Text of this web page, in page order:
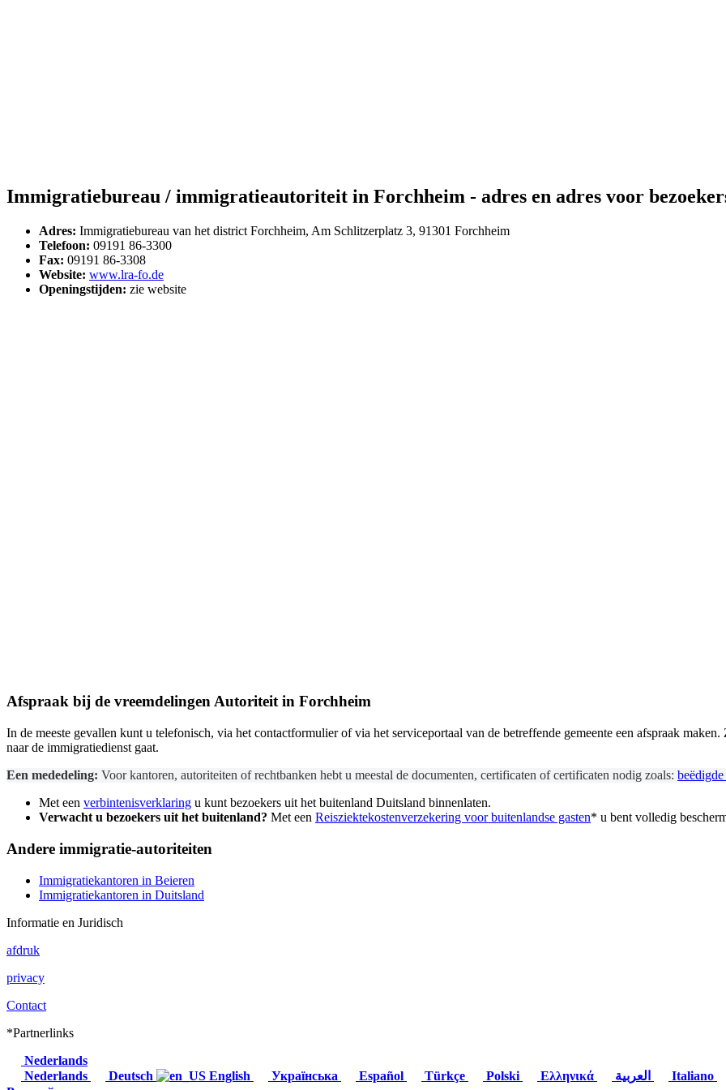
Immigratiebureau / immigratieautoriteit in Forchheim - adres en adres voor
Adres: Immigratiebureau van het district Forchheim, Am Schlitzerplatz 3, 91301 Forchheim
Telefoon: 09191 86-3300
Fax: 09191 86-3308
Website: www.lra-fo.de
Openingstijden: zie website
Afspraak bij de vreemdelingen Autoriteitin Forchheim
In de meeste gevallen kunt u telefonisch, via het contactformulier of via het serviceportaal van de betreffende gemeente een afspraak
naar de immigratiedienst gaat.
Een mededeling: Voor kantoren, autoriteiten of rechtbanken hebt u meestal de documenten, certificaten of certificaten nodig zoals:
Met een verbintenisverklaring u kunt bezoekers uit het buitenland Duitsland binnenlaten.
Verwacht u bezoekers uit het buitenland? Met een Reisziektekostenverzekering voor buitenlandse gasten* u bent volledig
Andere immigratie-autoriteiten
Immigratiekantoren in Beieren
Immigratiekantoren in Duitsland
Informatie en Juridisch
afdruk
privacy
Contact
*Partnerlinks
Nederlands
Nederlands
Deutsch English Українська Español Türkçe Polski Ελληνικά
Italiano